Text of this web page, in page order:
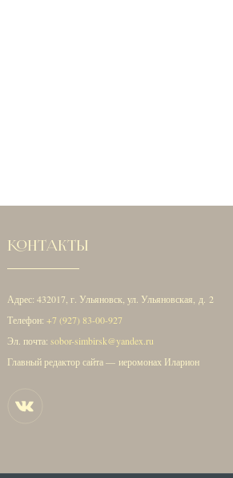
КОНТАКТЫ
Адрес: 432017, г. Ульяновск, ул. Ульяновская, д. 2
Телефон: +7 (927) 83-00-927
Эл. почта: sobor-simbirsk@yandex.ru
Главный редактор сайта — иеромонах Иларион